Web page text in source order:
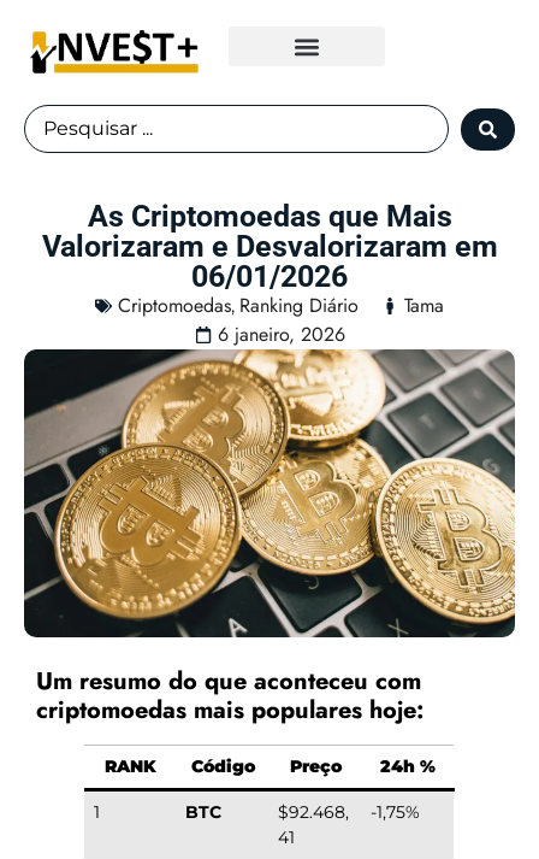
As Criptomoedas que Mais
Valorizaram e Desvalorizaram em
06/01/2026
Criptomoedas, Ranking Diário
Tama
6 janeiro, 2026
Um resumo do que aconteceu com
criptomoedas mais populares hoje:
RANK Código Preço 24h %
1 BTC
$92.468,
41
-1,75%